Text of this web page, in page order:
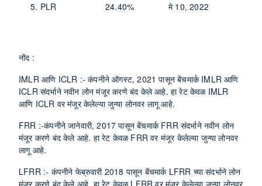
5. PLR 24.40% मे 10, 2022
नोंद :
IMLR आणि ICLR :- कंपनीने ऑगस्ट, 2021 पासून बेंचमार्क IMLR आणि
ICLR संदर्भाने नवीन लोन मंजूर करणे बंद केले आहे. हा रेट केवळ IMLR
आणि ICLR वर मंजूर केलेल्या जुन्या लोनवर लागू आहे.
FRR :-कंपनीने जानेवारी, 2017 पासून बेंचमार्क FRR संदर्भाने नवीन लोन
मंजूर करणे बंद केले आहे. हा रेट केवळ FRR वर मंजूर केलेल्या जुन्या लोनवर
लागू आहे.
LFRR :- कंपनीने फेब्रुवारी 2018 पासून बेंचमार्क LFRR च्या संदर्भाने लोन
मंजूर करणे बंद केले आहे. हा रेट केवळ LFRR वर मंजूर केलेल्या जुन्या लोनवर